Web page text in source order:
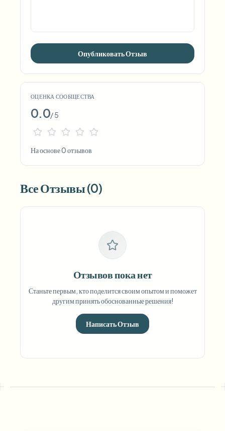
Опубликовать Отзыв
ОЦЕНКА СООБЩЕСТВА
0.0/ 5
На основе 0 отзывов
Все Отзывы (0)
Отзывов пока нет
Станьте первым, кто поделится своим опытом и поможет
другим принять обоснованные решения!
Написать Отзыв